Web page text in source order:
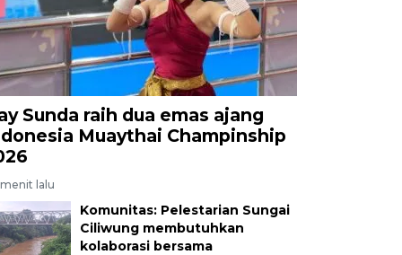
Sunda raih dua emas ajang
Muaythai Champinship
lalu
Komunitas: Pelestarian Sungai
Ciliwung membutuhkan
kolaborasi bersama